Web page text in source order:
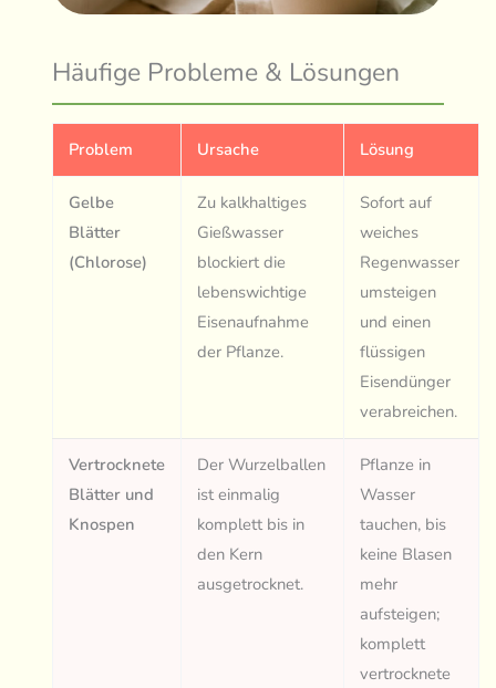
Häufige Probleme & Lösungen
Problem Ursache Lösung
Gelbe
Blätter
(Chlorose)
Zu kalkhaltiges
Gießwasser
blockiert die
lebenswichtige
Eisenaufnahme
der Pflanze.
Sofort auf
weiches
Regenwasser
umsteigen
und einen
flüssigen
Eisendünger
verabreichen.
Vertrocknete
Blätter und
Knospen
Der Wurzelballen
ist einmalig
komplett bis in
den Kern
ausgetrocknet.
Pflanze in
Wasser
tauchen, bis
keine Blasen
mehr
aufsteigen;
komplett
vertrocknete